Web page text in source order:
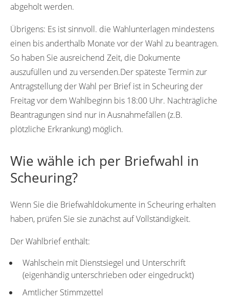
abgeholt werden.
Übrigens: Es ist sinnvoll. die Wahlunterlagen mindestens
einen bis anderthalb Monate vor der Wahl zu beantragen.
So haben Sie ausreichend Zeit, die Dokumente
auszufüllen und zu versenden.Der späteste Termin zur
Antragstellung der Wahl per Brief ist in Scheuring der
Freitag vor dem Wahlbeginn bis 18:00 Uhr. Nachträgliche
Beantragungen sind nur in Ausnahmefällen (z.B.
plötzliche Erkrankung) möglich.
Wie wähle ich per Briefwahl in
Scheuring?
Wenn Sie die Briefwahldokumente in Scheuring erhalten
haben, prüfen Sie sie zunächst auf Vollständigkeit.
Der Wahlbrief enthält:
Wahlschein mit Dienstsiegel und Unterschrift
(eigenhändig unterschrieben oder eingedruckt)
Amtlicher Stimmzettel